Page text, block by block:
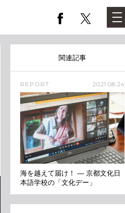
関連記事
REPORT 2021.08.24
海を越えて届け！ ― 京都文化日
本語学校の「文化デー」